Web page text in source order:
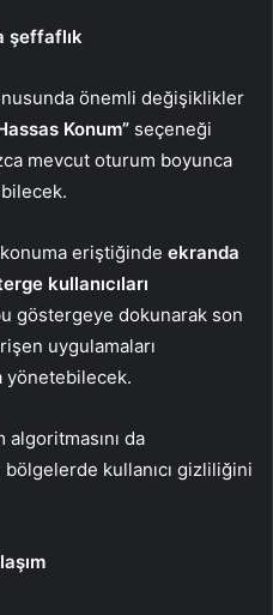
şeffaflık
önemli değişiklikler
Konum” seçeneği
mevcut oturum boyunca
eriştiğinde ekranda
kullanıcıları
göstergeye dokunarak son
uygulamaları
yönetebilecek.
algoritmasını da
kullanıcı gizliliğini